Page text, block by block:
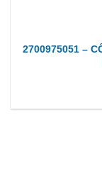
2700975051 –